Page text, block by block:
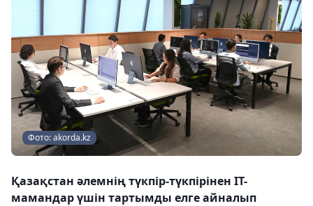
Фото: akorda.kz
Қазақстан әлемнің түкпір-түкпірінен IT-
мамандар үшін тартымды елге айналып